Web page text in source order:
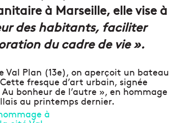
à Marseille, elle vise à
des habitants, faciliter
du cadre de vie ».
Val Plan (13e), on aperçoit un bateau
fresque d’art urbain, signée
bonheur de l’autre », en hommage
au printemps dernier.